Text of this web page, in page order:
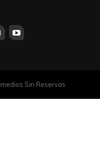
Sin Reservas